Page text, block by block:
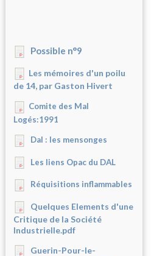
Possible n°9
Les mémoires d'un poilu
de 14, par Gaston Hivert
Comite des Mal
Logés:1991
Dal : les mensonges
Les liens Opac du DAL
Réquisitions inflammables
Quelques Elements d'une
Critique de la Société
Industrielle.pdf
Guerin-Pour-le-